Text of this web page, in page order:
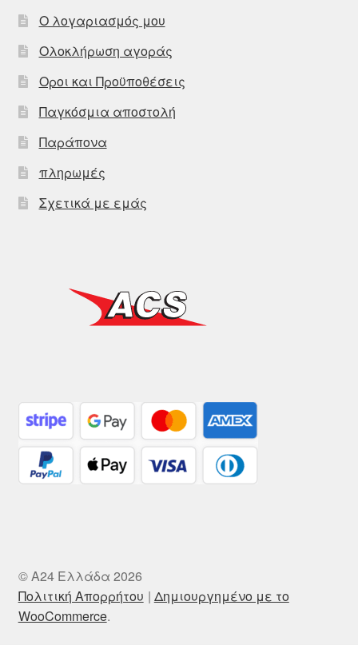
Ο λογαριασμός μου
Ολοκλήρωση αγοράς
Οροι και Προϋποθέσεις
Παγκόσμια αποστολή
Παράπονα
πληρωμές
Σχετικά με εμάς
© A24 Ελλάδα 2026
Πολιτική Απορρήτου
Δημιουργημένο με το
WooCommerce.